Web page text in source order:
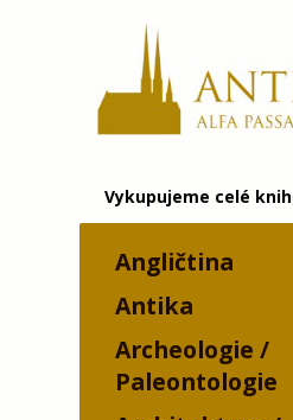
Vykupujeme celé
Angličtina
Antika
Archeologie /
Paleontologie